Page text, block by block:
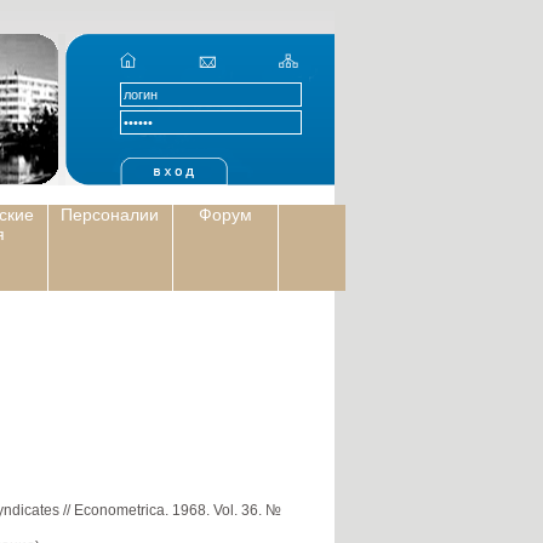
Персоналии Форум
// Econometrica. 1968. Vol. 36. №